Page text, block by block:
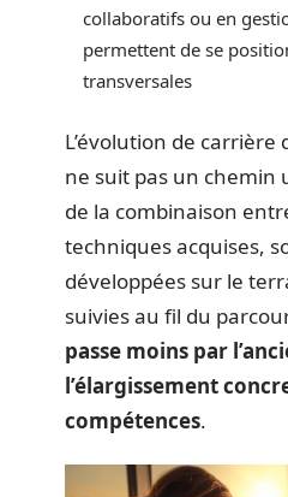
collaboratifs ou en
permettent de se
transversales
L’évolution de
ne suit pas un chemin
de la combinaison
techniques acquises,
développées sur le
suivies au fil du
passe moins par
l’élargissement
compétences.